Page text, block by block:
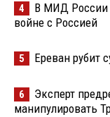
4
В МИД России
войне с Россией
5 Ереван рубит
6
Эксперт
манипулировать